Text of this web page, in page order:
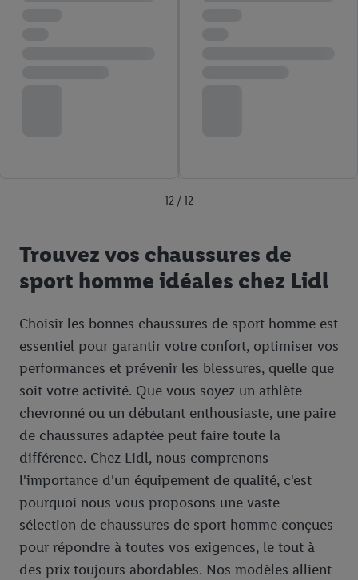
12 / 12
Trouvez vos chaussures de
sport homme idéales chez Lidl
Choisir les bonnes chaussures de sport homme est
essentiel pour garantir votre confort, optimiser vos
performances et prévenir les blessures, quelle que
soit votre activité. Que vous soyez un athlète
chevronné ou un débutant enthousiaste, une paire
de chaussures adaptée peut faire toute la
différence. Chez Lidl, nous comprenons
l'importance d'un équipement de qualité, c'est
pourquoi nous vous proposons une vaste
sélection de chaussures de sport homme conçues
pour répondre à toutes vos exigences, le tout à
des prix toujours abordables. Nos modèles allient